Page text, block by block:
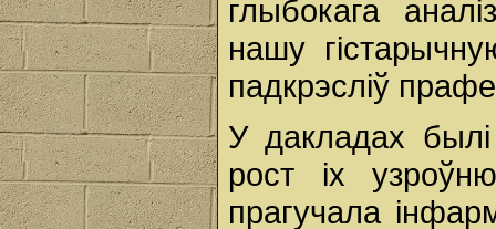
глыбокага
нашу
падкрэсліў
У дакладах былі
рост іх
прагучала